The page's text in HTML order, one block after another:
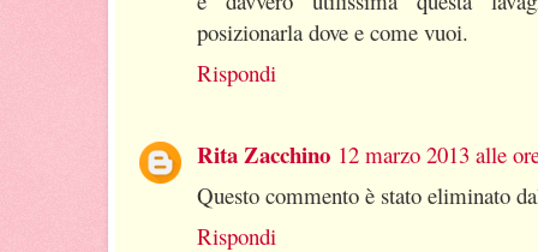
posizionarla dove e come vuoi.
Rispondi
Rita Zacchino 12 marzo 2013 alle
Questo commento è stato eliminato
Rispondi